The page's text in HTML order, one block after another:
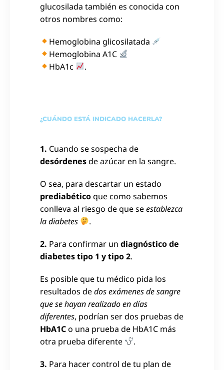
glucosilada también es conocida con
otros nombres como:
Hemoglobina glicosilatada
Hemoglobina A1C
HbA1c
.
¿CUÁNDO ESTÁ INDICADO HACERLA?
1. Cuando se sospecha de
desórdenesde azúcar en la sangre.
O sea, para descartar un estado
prediabéticoque como sabemos
conlleva al riesgo de que seestablezca
la diabetes
.
2. Para confirmar un diagnóstico de
diabetes tipo 1 y tipo 2.
Es posible que tu médico pida los
resultados dedos exámenes de sangre
que se hayan realizado en días
diferentes, podrían ser dos pruebas de
HbA1Co una prueba de HbA1C más
otra prueba diferente
.
3. Para hacer control de tu plan de